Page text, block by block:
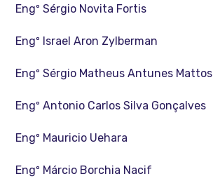
Engº Sérgio Novita Fortis
Engº Israel Aron Zylberman
Engº Sérgio Matheus Antunes Mattos
Engº Antonio Carlos Silva Gonçalves
Engº Mauricio Uehara
Engº Márcio Borchia Nacif